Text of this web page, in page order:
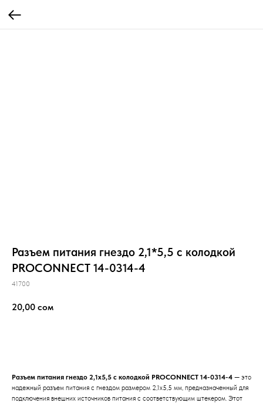
Разъем питания гнездо 2,1*5,5 с колодкой
PROCONNECT 14-0314-4
41700
20,00 сом
Разъем питания гнездо 2,1x5,5 с колодкой PROCONNECT 14-0314-4 — это
надежный разъем питания с гнездом размером 2,1x5,5 мм, предназначенный для
подключения внешних источников питания с соответствующим штекером. Этот